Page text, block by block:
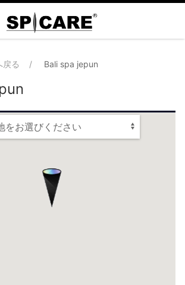
戻る Bali spa jepun
をお選びください